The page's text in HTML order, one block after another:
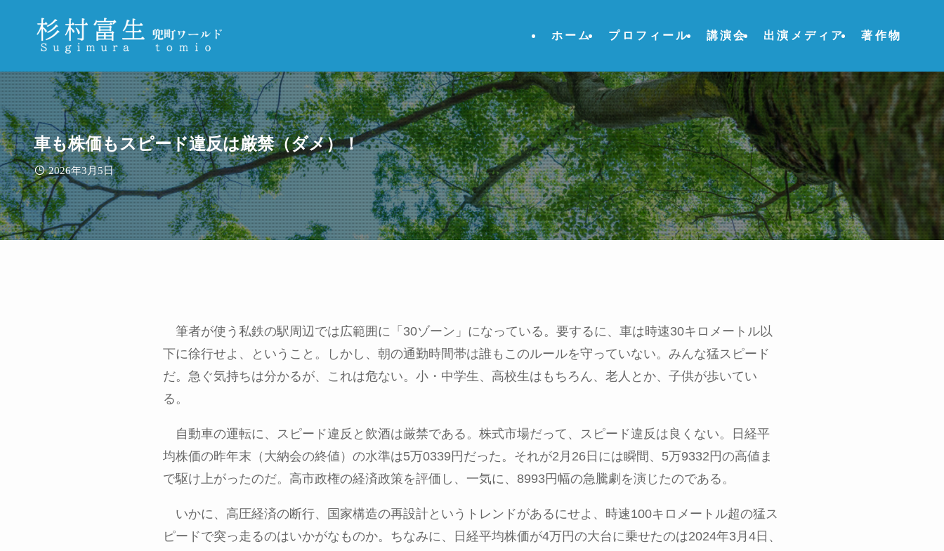
ホーム プロフィール 講演会 出演メディア 著作物
車も株価もスピード違反は厳禁（ダメ）！
2026年3月5日
筆者が使う私鉄の駅周辺では広範囲に「 30ゾーン」になっている。要するに、車は時速30キロメートル以
下に徐行せよ、ということ。しかし、朝の通勤時間帯は誰もこのルールを守っていない。みんな猛スピード
だ。急ぐ気持ちは分かるが、これは危ない。小・中学生、高校生はもちろん、老人とか、子供が歩いてい
る。
自動車の運転に、スピード違反と飲酒は厳禁である。株式市場だって、スピード違反は良くない。日経平
均株価の昨年末（大納会の終値）の水準は5万0339 円だった。それが2 月 26 日には瞬間、 5万9332 円の高値ま
で駆け上がったのだ。高市政権の経済政策を評価し、一気に、 8993円幅の急騰劇を演じたのである。
いかに、高圧経済の断行、国家構造の再設計というトレンドがあるにせよ、時速100キロメートル超の猛ス
ピードで突っ走るのはいかがなものか。ちなみに、日経平均株価が4万円の大台に乗せたのは2024年3月 4 日、